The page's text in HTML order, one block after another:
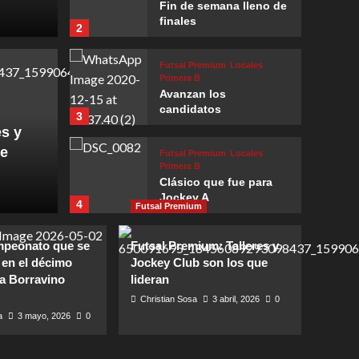
Talleres
que le faltaba
y
2
Fin de semana lleno de
finales
3
Futsal Premium Locales
Primera B
Avanzan los
candidatos
4
Futsal Premium Locales
Primera B
Clásico que fue para
Jockey A
Futsal Premium
Locales
Primera B
El regreso más
esperado
que se
el décimo
Borravino
3 mayo, 2026 0
Futsal Premium
Futsal Premium: Talleres y
Jockey Club son los que
lideran
Christian Sosa 3 abril, 2026 0